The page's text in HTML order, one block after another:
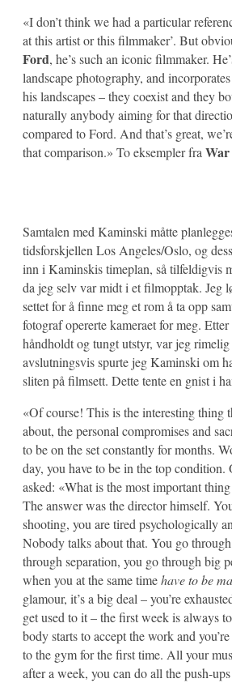
«I don’t think we had a particular
at this artist or this filmmaker’. But
Ford, he’s such an iconic filmmaker.
landscape photography, and
his landscapes – they coexist and they
naturally anybody aiming for that
compared to Ford. And that’s great,
that comparison.» To eksempler fraWar
Samtalen med Kaminski måtte
tidsforskjellen Los Angeles/Oslo, og
inn i Kaminskis timeplan, så tilfeldigvis
da jeg selv var midt i et filmopptak. Jeg
settet for å finne meg et rom å ta opp
fotograf opererte kameraet for meg.
håndholdt og tungt utstyr, var jeg
avslutningsvis spurte jeg Kaminski om
sliten på filmsett. Dette tente en gnist i
«Of course! This is the interesting thing
about, the personal compromises and
to be on the set constantly for months.
day, you have to be in the top condition.
asked: «What is the most important
The answer was the director himself.
shooting, you are tired psychologically
Nobody talks about that. You go
through separation, you go through big
when you at the same timehave to be
glamour, it’s a big deal – you’re
get used to it – the first week is always
body starts to accept the work and
to the gym for the first time. All your
after a week, you can do all the push-